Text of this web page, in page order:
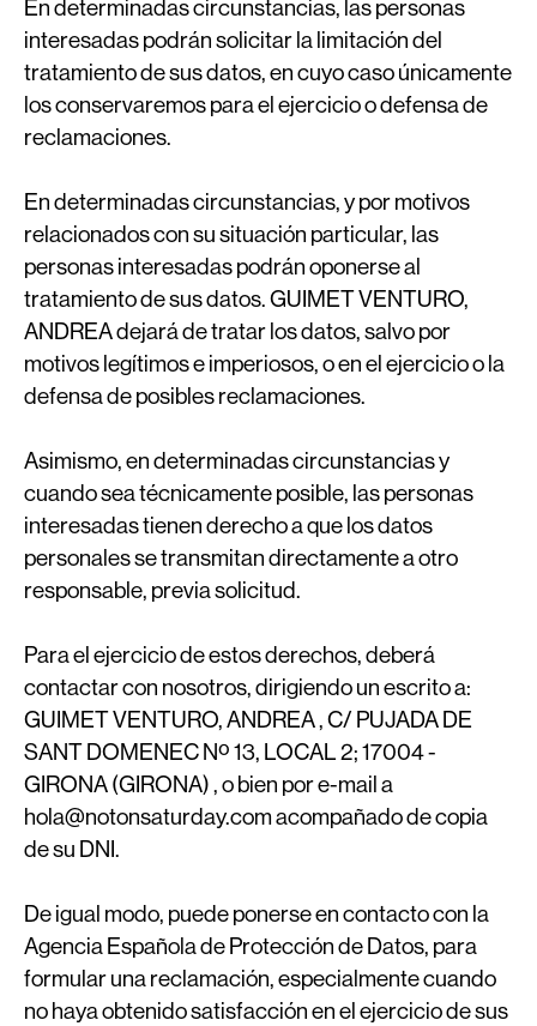
En determinadas circunstancias, las personas
interesadas podrán solicitar la limitación del
tratamiento de sus datos, en cuyo caso únicamente
los conservaremos para el ejercicio o defensa de
reclamaciones.
En determinadas circunstancias, y por motivos
relacionados con su situación particular, las
personas interesadas podrán oponerse al
tratamiento de sus datos. GUIMET VENTURO,
ANDREA dejará de tratar los datos, salvo por
motivos legítimos e imperiosos, o en el ejercicio o la
defensa de posibles reclamaciones.
Asimismo, en determinadas circunstancias y
cuando sea técnicamente posible, las personas
interesadas tienen derecho a que los datos
personales se transmitan directamente a otro
responsable, previa solicitud.
Para el ejercicio de estos derechos, deberá
contactar con nosotros, dirigiendo un escrito a:
GUIMET VENTURO, ANDREA , C/ PUJADA DE
SANT DOMENEC Nº 13, LOCAL 2; 17004 -
GIRONA (GIRONA) , o bien por e-mail a
hola@notonsaturday.com acompañado de copia
de su DNI.
De igual modo, puede ponerse en contacto con la
Agencia Española de Protección de Datos, para
formular una reclamación, especialmente cuando
no haya obtenido satisfacción en el ejercicio de sus